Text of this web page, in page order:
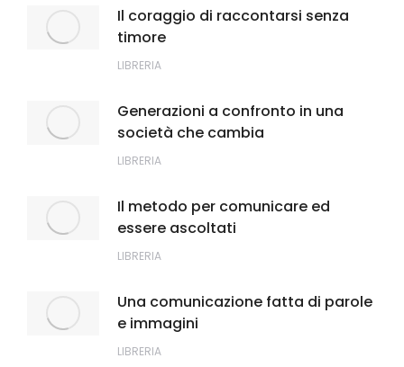
Il coraggio di raccontarsi senza
timore
LIBRERIA
Generazioni a confronto in una
società che cambia
LIBRERIA
Il metodo per comunicare ed
essere ascoltati
LIBRERIA
Una comunicazione fatta di parole
e immagini
LIBRERIA